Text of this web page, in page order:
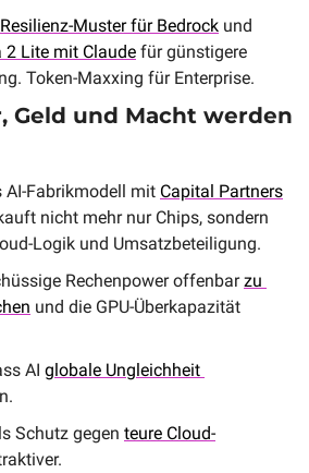
Resilienz-Muster für Bedrock und
2 Lite mit Claude für günstigere
Token-Maxxing für Enterprise.
und Macht werden
AI-Fabrikmodell mit Capital Partners
nicht mehr nur Chips, sondern
Logik und Umsatzbeteiligung.
Rechenpower offenbar zu
und die GPU-Überkapazität
AI globale Ungleichheit
Schutz gegen teure Cloud-